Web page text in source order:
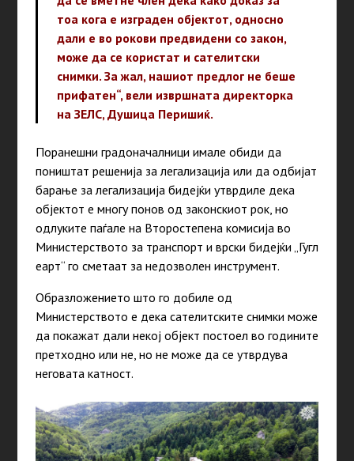
тоа кога е изграден објектот, односно
дали е во рокови предвидени со закон,
може да се користат и сателитски
снимки. За жал, нашиот предлог не беше
прифатен“, вели извршната директорка
на ЗЕЛС, Душица Перишиќ.
Поранешни градоначалници имале обиди да
поништат решенија за легализација или да одбијат
барање за легализација бидејќи утврдиле дека
објектот е многу понов од законскиот рок, но
одлуките паѓале на Второстепена комисија во
Министерството за транспорт и врски бидејќи „Гугл
еарт“ го сметаат за недозволен инструмент.
Образложението што го добиле од
Министерството е дека сателитските снимки може
да покажат дали некој објект постоел во годините
претходно или не, но не може да се утврдува
неговата катност.